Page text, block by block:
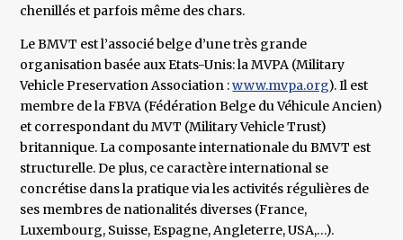
chenillés et parfois même des chars.
Le BMVT est l’associé belge d’une très grande
organisation basée aux Etats-Unis: la MVPA (Military
Vehicle Preservation Association :www.mvpa.org). Il est
membre de la FBVA (Fédération Belge du Véhicule Ancien)
et correspondant du MVT (Military Vehicle Trust)
britannique. La composante internationale du BMVT est
structurelle. De plus, ce caractère international se
concrétise dans la pratique via les activités régulières de
ses membres de nationalités diverses (France,
Luxembourg, Suisse, Espagne, Angleterre, USA,…).